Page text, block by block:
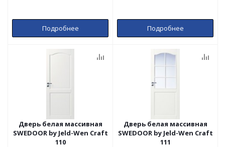
Подробнее Подробнее
Дверь белая массивная
SWEDOOR by Jeld-Wen Craft
110
Дверь белая массивная
SWEDOOR by Jeld-Wen Craft
111